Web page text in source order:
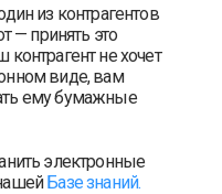
из контрагентов
— принять это
не хочет
виде, вам
ему бумажные
электронные
Базе знаний.